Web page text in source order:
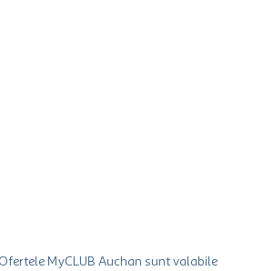
MyCLUB Auchan sunt valabile